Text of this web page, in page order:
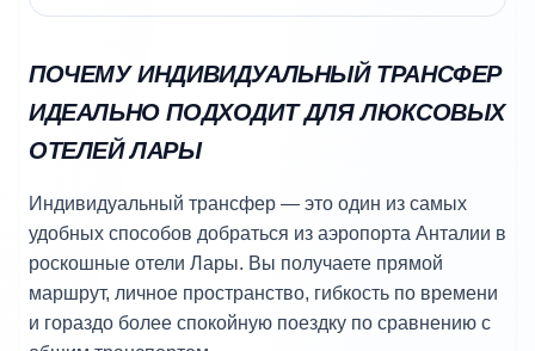
ПОЧЕМУ ИНДИВИДУАЛЬНЫЙ ТРАНСФЕР
ИДЕАЛЬНО ПОДХОДИТ ДЛЯ ЛЮКСОВЫХ
ОТЕЛЕЙ ЛАРЫ
Индивидуальный трансфер — это один из самых
удобных способов добраться из аэропорта Анталии в
роскошные отели Лары. Вы получаете прямой
маршрут, личное пространство, гибкость по времени
и гораздо более спокойную поездку по сравнению с